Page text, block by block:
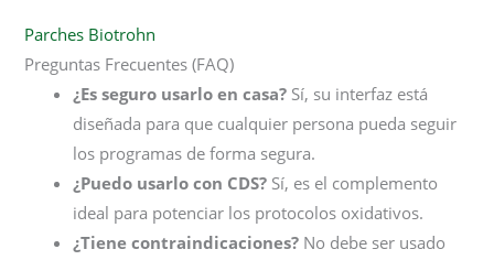
Parches Biotrohn
Preguntas Frecuentes (FAQ)
¿Es seguro usarlo en casa? Sí, su interfaz está
diseñada para que cualquier persona pueda seguir
los programas de forma segura.
¿Puedo usarlo con CDS? Sí, es el complemento
ideal para potenciar los protocolos oxidativos.
¿Tiene contraindicaciones? No debe ser usado